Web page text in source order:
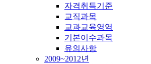
자격취득기준
교직과목
교과교육영역
기본이수과목
유의사항
2009~2012년